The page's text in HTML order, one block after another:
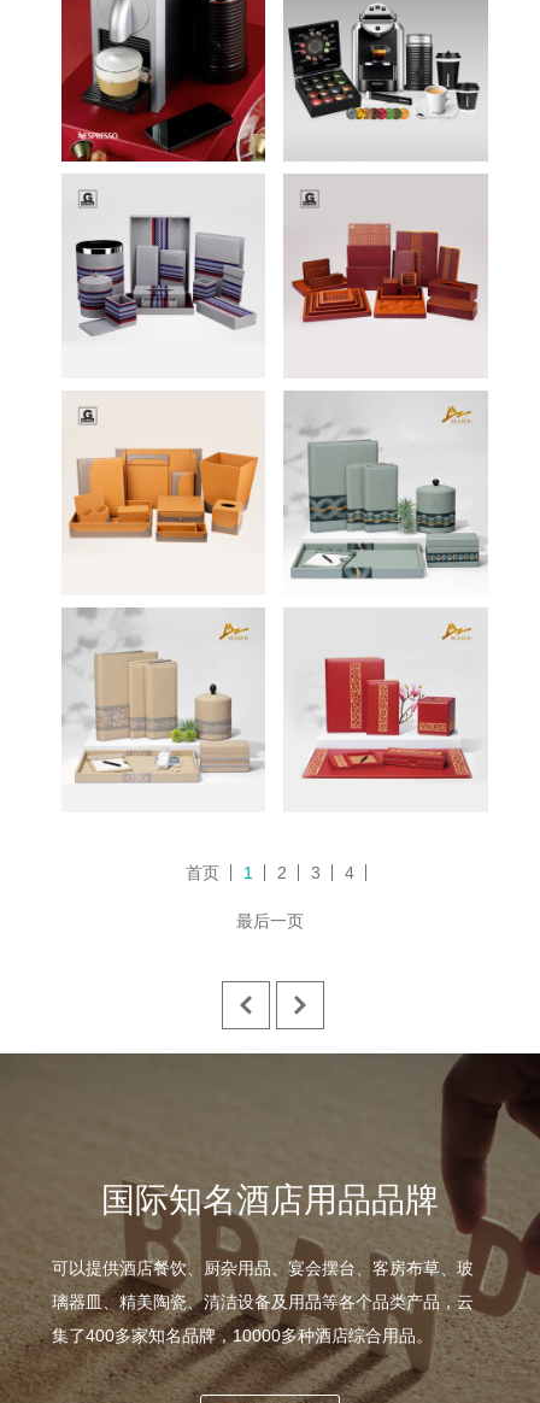
首页 1 2 3 4
最后一页
国际知名酒店用品品牌
可以提供酒店餐饮、厨杂用品、宴会摆台、客房布草、玻
璃器皿、精美陶瓷、清洁设备及用品等各个品类产品，云
集了400多家知名品牌，10000多种酒店综合用品。